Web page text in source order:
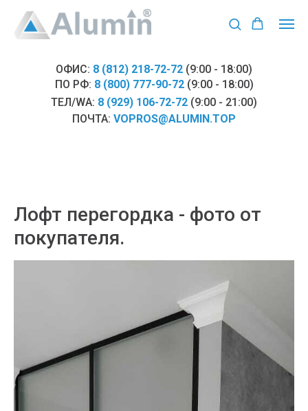
ОФИС: 8 (812) 218-72-72 (9:00 - 18:00)
ПО РФ: 8 (800) 777-90-72 (9:00 - 18:00)
ТЕЛ/WA: 8 (929) 106-72-72 (9:00 - 21:00)
ПОЧТА: VOPROS@ALUMIN.TOP
Лофт перегордка - фото от
покупателя.